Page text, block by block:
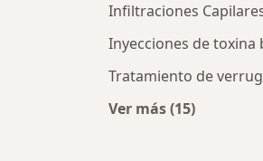
Infiltraciones
Inyecciones de toxina
Tratamiento de
Ver más (15)